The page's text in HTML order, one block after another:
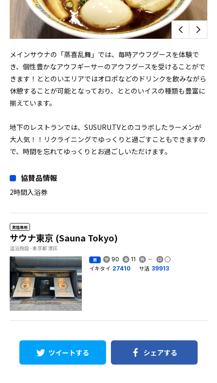
メインサウナの「蒸喜乱舞」では、毎時アウフグースを体験で
き、個性豊かなアウフギーサーのアウフグースを受けることがで
きます！ととのいエリアではオロポなどのドリンクを飲みながら
休憩することが可能となっており、ととのいイスの種類も豊富に
揃えています。
地下のレストランでは、SUSURU.TVとのコラボしたラーメンが
大人気！！リクライニングでゆっくりと過ごすこともできますの
で、時間を忘れてゆっくりとお過ごしいただけます。
協賛品情報
2時間入浴券
男性専用
サウナ東京 (Sauna Tokyo)
温浴施設 - 東京都 港区
男 90 11
イキタイ 27410 サ活 39913
ツイートする シェアする